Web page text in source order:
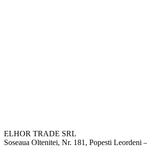
ELHOR TRADE SRL
Soseaua Oltenitei, Nr. 181, Popesti Leordeni